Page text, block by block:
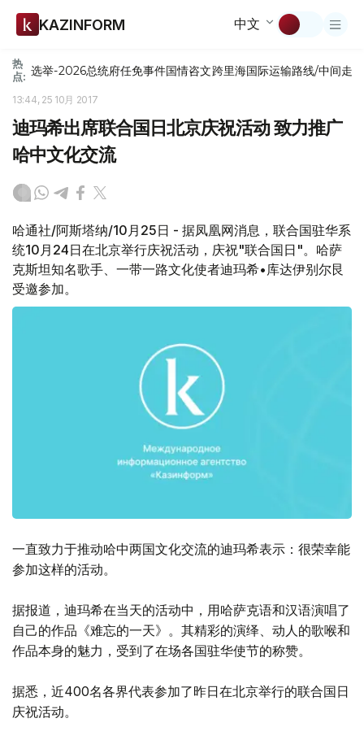
KAZINFORM 中文
热
点: 选举-2026总统府任免事件国情咨文跨里海国际运输路线/中间走廊
13:44, 25 10月 2017
迪玛希出席联合国日北京庆祝活动 致力推广
哈中文化交流
哈通社/阿斯塔纳/10月25日 - 据凤凰网消息，联合国驻华系
统10月24日在北京举行庆祝活动，庆祝"联合国日"。哈萨
克斯坦知名歌手、一带一路文化使者迪玛希•库达伊别尔艮
受邀参加。
一直致力于推动哈中两国文化交流的迪玛希表示：很荣幸能
参加这样的活动。
据报道，迪玛希在当天的活动中，用哈萨克语和汉语演唱了
自己的作品《难忘的一天》。其精彩的演绎、动人的歌喉和
作品本身的魅力，受到了在场各国驻华使节的称赞。
据悉，近400名各界代表参加了昨日在北京举行的联合国日
庆祝活动。